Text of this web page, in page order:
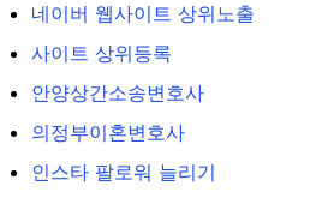
네이버 웹사이트 상위노출
사이트 상위등록
안양상간소송변호사
의정부이혼변호사
인스타 팔로워 늘리기